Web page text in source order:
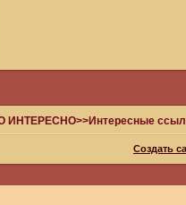
ИНТЕРЕСНО>>Интересные
Создать